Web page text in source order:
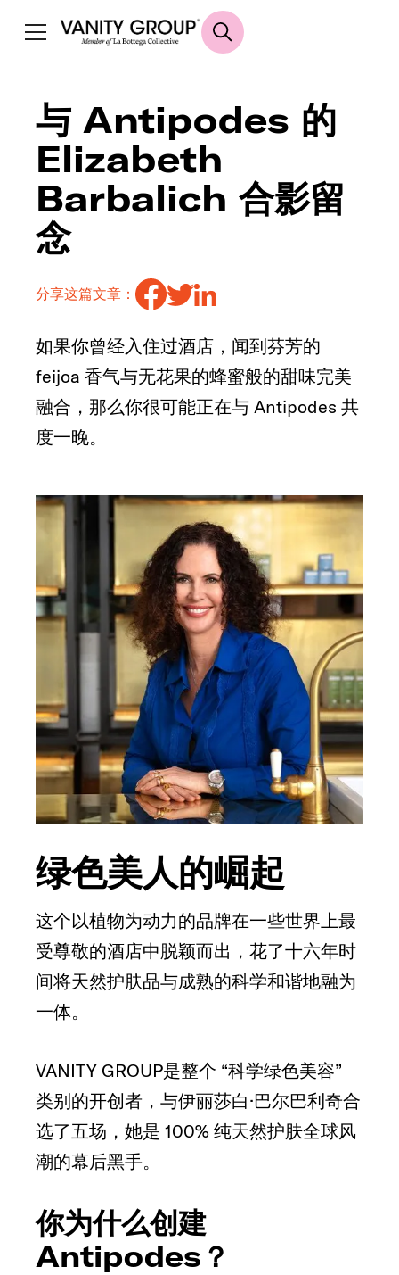
与 Antipodes 的
Elizabeth
Barbalich 合影留
念
分享这篇文章：
如果你曾经入住过酒店，闻到芬芳的
feijoa 香气与无花果的蜂蜜般的甜味完美
融合，那么你很可能正在与 Antipodes 共
度一晚。
绿色美人的崛起
这个以植物为动力的品牌在一些世界上最
受尊敬的酒店中脱颖而出，花了十六年时
间将天然护肤品与成熟的科学和谐地融为
一体。
VANITY GROUP是整个 “科学绿色美容”
类别的开创者，与伊丽莎白·巴尔巴利奇合
选了五场，她是 100% 纯天然护肤全球风
潮的幕后黑手。
你为什么创建
Antipodes？